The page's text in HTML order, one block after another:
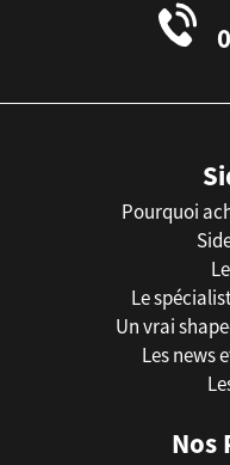
Pourquoi
Le
Un vrai
Les news
Nos